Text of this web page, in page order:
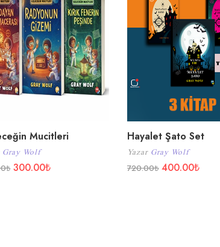
Mucitleri
Gray Wolf
₺ 300.00₺
Hayalet Şato Set
Yazar Gray Wolf
720.00₺ 400.00₺